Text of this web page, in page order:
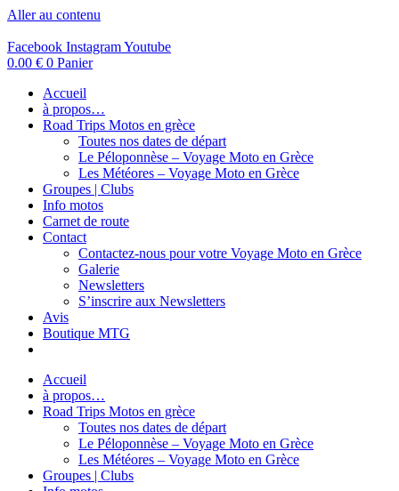
Aller au contenu
Facebook InstagramYoutube
0.00 € 0 Panier
Accueil
à propos…
Road Trips Motos en grèce
Toutes nos dates de départ
Le Péloponnèse – Voyage Moto en Grèce
Les Météores – Voyage Moto en Grèce
Groupes | Clubs
Info motos
Carnet de route
Contact
Contactez-nous pour votre Voyage Moto en Grèce
Galerie
Newsletters
S’inscrire aux Newsletters
Avis
Boutique MTG
Accueil
à propos…
Road Trips Motos en grèce
Toutes nos dates de départ
Le Péloponnèse – Voyage Moto en Grèce
Les Météores – Voyage Moto en Grèce
Groupes | Clubs